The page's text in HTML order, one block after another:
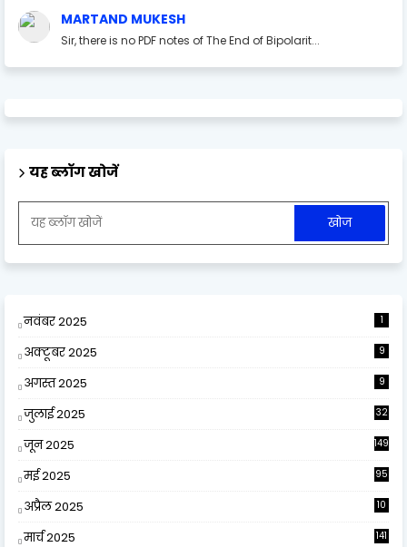
MARTAND MUKESH
Sir, there is no PDF notes of The End of Bipolarit...
यह ब्लॉग खोजें
नवंबर 2025 1
अक्टूबर 2025 9
अगस्त 2025 9
जुलाई 2025 32
जून 2025 149
मई 2025 95
अप्रैल 2025
10
मार्च 2025 141